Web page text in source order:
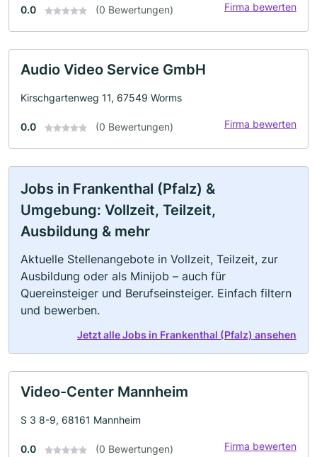
0.0 (0 Bewertungen) Firma bewerten
Audio Video Service GmbH
Kirschgartenweg 11, 67549 Worms
0.0 (0 Bewertungen) Firma bewerten
Jobs in Frankenthal (Pfalz) &
Umgebung: Vollzeit, Teilzeit,
Ausbildung & mehr
Aktuelle Stellenangebote in Vollzeit, Teilzeit, zur
Ausbildung oder als Minijob – auch für
Quereinsteiger und Berufseinsteiger. Einfach filtern
und bewerben.
Jetzt alle Jobs in Frankenthal (Pfalz) ansehen
Video-Center Mannheim
S 3 8-9, 68161 Mannheim
0.0 (0 Bewertungen) Firma bewerten